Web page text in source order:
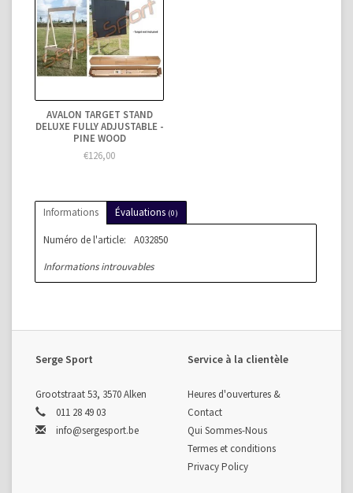
AVALON TARGET STAND
DELUXE FULLY ADJUSTABLE -
PINE WOOD
€126,00
Informations Évaluations (0)
Numéro de l'article:
A032850
Informations introuvables
Serge Sport
Grootstraat 53, 3570 Alken
011 28 49 03
info@sergesport.be
Service à la clientèle
Heures d'ouvertures &
Contact
Qui Sommes-Nous
Termes et conditions
Privacy Policy